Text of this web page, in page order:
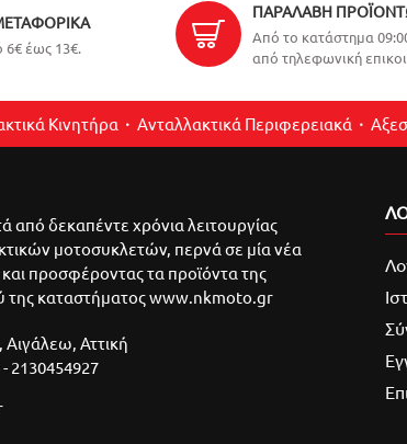
έως 13€.
ΠΑΡΑΛΑΒΉ
Από το κατάστημα
από τηλεφωνική
Κινητήρα Ανταλλακτικά Περιφερειακά
από δεκαπέντε χρόνια λειτουργίας
μοτοσυκλετών, περνά σε μία νέα
προσφέροντας τα προϊόντα της
της καταστήματος www.nkmoto.gr
Αττική
- 2130454927